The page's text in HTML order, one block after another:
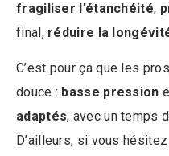
fragiliser l’étanchéité,
final, réduire la
C’est pour ça que les
douce : basse pression
adaptés, avec un temps
D’ailleurs, si vous